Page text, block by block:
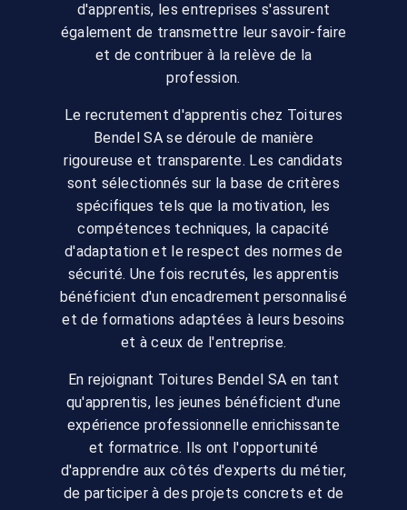
d'apprentis, les entreprises s'assurent
également de transmettre leur savoir-faire
et de contribuer à la relève de la
profession.
Le recrutement d'apprentis chez Toitures
Bendel SA se déroule de manière
rigoureuse et transparente. Les candidats
sont sélectionnés sur la base de critères
spécifiques tels que la motivation, les
compétences techniques, la capacité
d'adaptation et le respect des normes de
sécurité. Une fois recrutés, les apprentis
bénéficient d'un encadrement personnalisé
et de formations adaptées à leurs besoins
et à ceux de l'entreprise.
En rejoignant Toitures Bendel SA en tant
qu'apprentis, les jeunes bénéficient d'une
expérience professionnelle enrichissante
et formatrice. Ils ont l'opportunité
d'apprendre aux côtés d'experts du métier,
de participer à des projets concrets et de